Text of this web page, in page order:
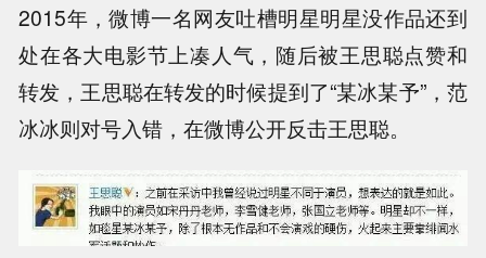
2015年，微博一名网友吐槽明星明星没作品还到
处在各大电影节上凑人气，随后被王思聪点赞和
转发，王思聪在转发的时候提到了“某冰某予”，范
冰冰则对号入错，在微博公开反击王思聪。